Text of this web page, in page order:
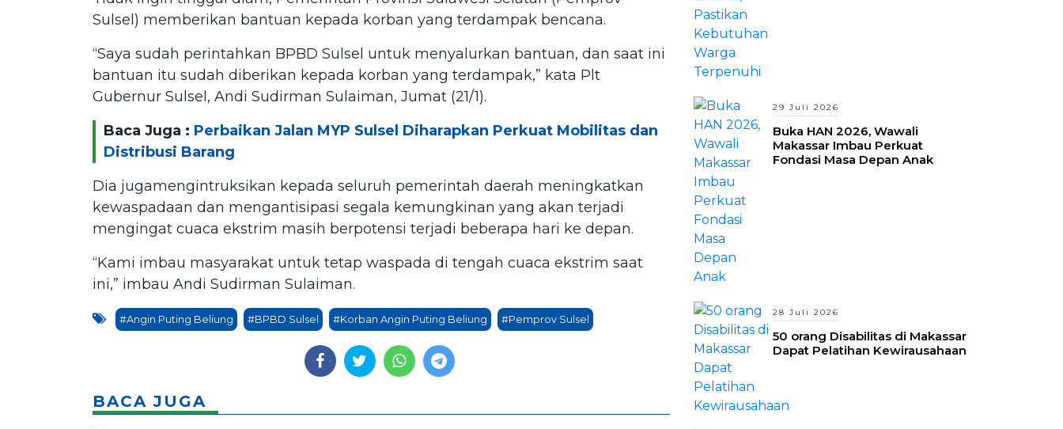
Sulsel) memberikan bantuan kepada korban yang terdampak bencana.
“Saya sudah perintahkan BPBD Sulsel untuk menyalurkan bantuan, dan saat ini
bantuan itu sudah diberikan kepada korban yang terdampak,” kata Plt
Gubernur Sulsel, Andi Sudirman Sulaiman, Jumat (21/1).
Baca Juga : Perbaikan Jalan MYP Sulsel Diharapkan Perkuat Mobilitas dan
Distribusi Barang
Dia jugamengintruksikan kepada seluruh pemerintah daerah meningkatkan
kewaspadaan dan mengantisipasi segala kemungkinan yang akan terjadi
mengingat cuaca ekstrim masih berpotensi terjadi beberapa hari ke depan.
“Kami imbau masyarakat untuk tetap waspada di tengah cuaca ekstrim saat
ini,” imbau Andi Sudirman Sulaiman.
#Angin Puting Beliung #BPBD Sulsel #Korban Angin Puting Beliung #Pemprov Sulsel
BACA JUGA
29 Juli 2026
Buka HAN 2026, Wawali
Makassar Imbau Perkuat
Fondasi Masa Depan Anak
28 Juli 2026
50 orang Disabilitas di Makassar
Dapat Pelatihan Kewirausahaan